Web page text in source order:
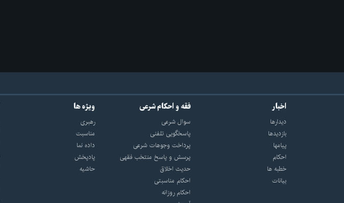
اخبار
دیدارها
بازديدها
پيامها
احكام
خطبه ها
بیانات
فقه و احکام شرعی
سوال شرعی
پاسخگویی تلفنی
پرداخت وجوهات شرعی
پرسش و پاسخ منتخب فقهی
حدیث اخلاق
احکام مناسبتی
احکام روزانه
ویژه ها
رهبری
مناسبت
داده نما
پادپخش
حاشیه